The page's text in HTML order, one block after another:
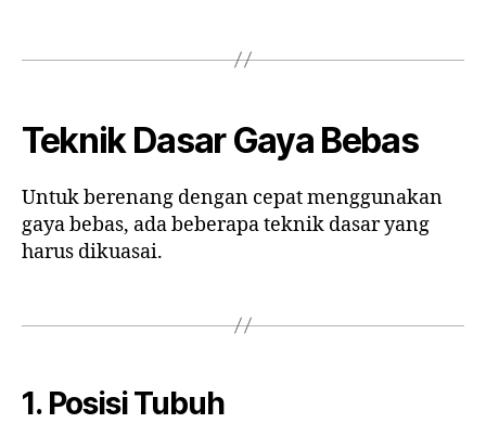
Teknik Dasar Gaya Bebas
Untuk berenang dengan cepat menggunakan
gaya bebas, ada beberapa teknik dasar yang
harus dikuasai.
1. Posisi Tubuh